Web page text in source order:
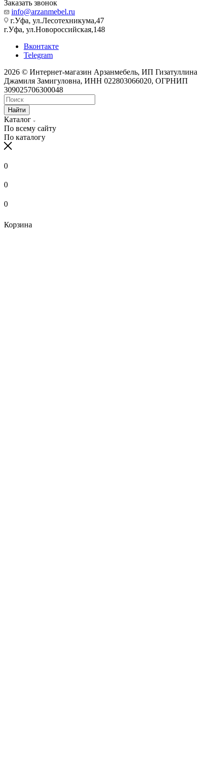
Заказать звонок
info@arzanmebel.ru
г.Уфа, ул.Лесотехникума,47
г.Уфа, ул.Новороссийская,148
Вконтакте
Telegram
2026 © Интернет-магазин Арзанмебель, ИП Гизатуллина
Джамиля Замигуловна, ИНН 022803066020, ОГРНИП
309025706300048
Найти
Каталог
По всему сайту
По каталогу
0
0
0
Корзина